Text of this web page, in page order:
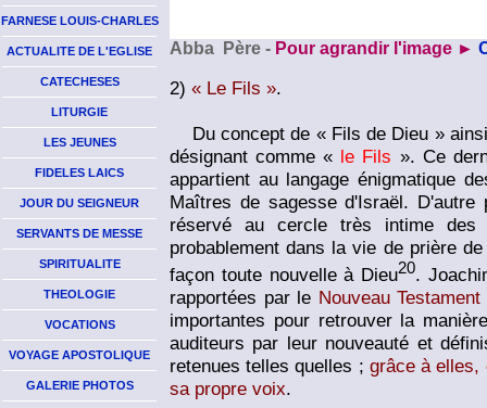
FARNESE LOUIS-CHARLES
ACTUALITE DE L'EGLISE
CATECHESES
LITURGIE
LES JEUNES
FIDELES LAICS
JOUR DU SEIGNEUR
SERVANTS DE MESSE
SPIRITUALITE
THEOLOGIE
VOCATIONS
VOYAGE APOSTOLIQUE
GALERIE PHOTOS
Abba Père - Pour agrandir l'image ►
2) « Le Fils ».
Du concept de « Fils de Dieu »
désignant comme « le Fils ». Ce
appartient au langage énigmatique
Maîtres de sagesse d'Israël.
réservé au cercle très intime
probablement dans la vie de prière
façon toute nouvelle à Dieu20.
rapportées par le Nouveau
importantes pour retrouver la
auditeurs par leur nouveauté et
retenues telles quelles ; grâce à elles,
sa propre voix.